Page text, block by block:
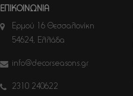
ΕΠΙΚΟΙΝΩΝΙΑ
Ερμού 16 Θεσσαλονίκη
54624, Ελλάδα
info@decorseasons.gr
2310 240622